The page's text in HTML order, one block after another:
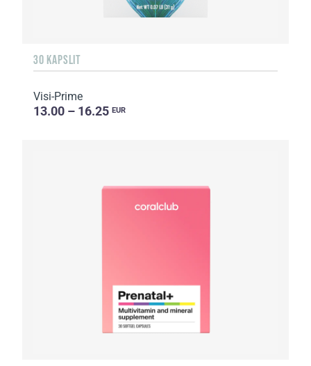
30 KAPSLIT
Visi-Prime
13.00 – 16.25 EUR